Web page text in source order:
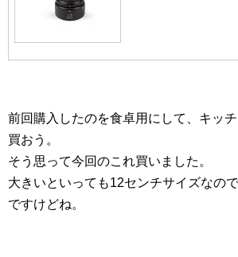
前回購入したのを食卓用にして、キッ
買おう。
そう思って今回のこれ買いました。
大きいといっても12センチサイズなの
ですけどね。